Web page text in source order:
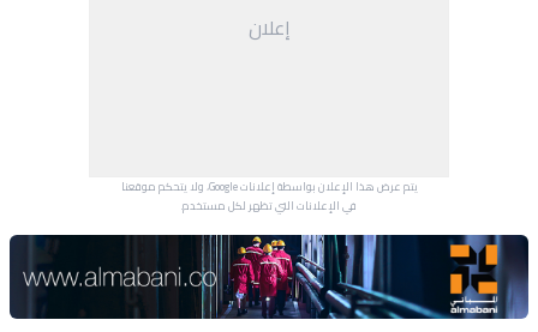
إعلان
يتم عرض هذا الإعلان بواسطة إعلانات Google، ولا يتحكم موقعنا
في الإعلانات التي تظهر لكل مستخدم.
Advertisement Section